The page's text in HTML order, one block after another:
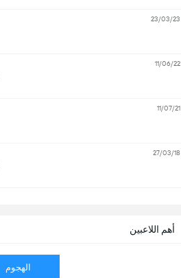
أهم اللاعبين
الهجوم
23/03/23
11/06/22
11/07/21
27/03/18